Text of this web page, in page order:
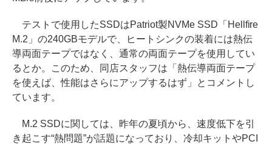
テストで使用したSSDはPatriot製NVMe SSD「Hellfire
M.2」の240GBモデルで、ヒートシンクの装着には熱伝
導両面テープではなく、通常の両面テープを使用してい
るとか。このため、同店スタッフは「熱伝導両面テープ
を使えば、性能はさらにアップするはず」とコメントし
ています。
M.2 SSDに関しては、昨年の夏頃から、速度低下を引
き起こす“熱問題”が話題になっており、冷却キットやPCI